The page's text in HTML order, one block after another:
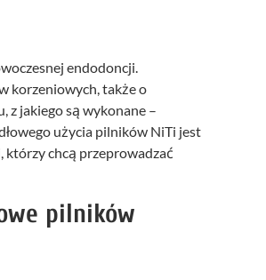
endodoncji.
korzeniowych, także o
z jakiego są wykonane –
użycia pilników NiTi jest
chcą przeprowadzać
pilników